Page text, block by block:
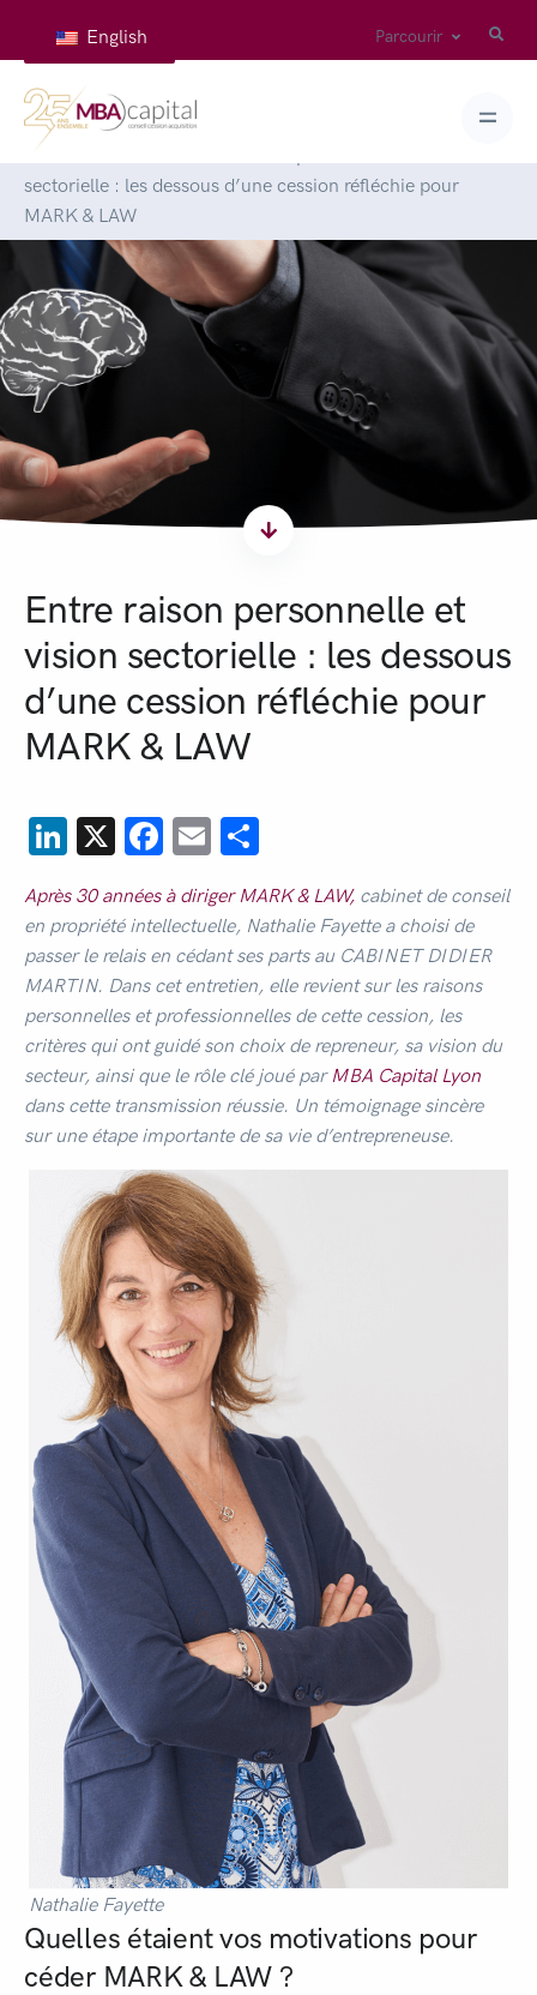
English Parcourir
Accueil
sectorielle : les dessous d’une cession réfléchie pour
MARK & LAW
Entre raison personnelle et
vision sectorielle : les dessous
d’une cession réfléchie pour
MARK & LAW
LinkedIn
X Facebook
Email
Après 30 années à diriger MARK & LAW, cabinet de conseil
en propriété intellectuelle, Nathalie Fayette a choisi de
passer le relais en cédant ses parts au CABINET DIDIER
MARTIN. Dans cet entretien, elle revient sur les raisons
personnelles et professionnelles de cette cession, les
critères qui ont guidé son choix de repreneur, sa vision du
secteur, ainsi que le rôle clé joué parMBA Capital Lyon
dans cette transmission réussie. Un témoignage sincère
sur une étape importante de sa vie d’entrepreneuse.
Nathalie Fayette
Quelles étaient vos motivations pour
céder MARK & LAW ?